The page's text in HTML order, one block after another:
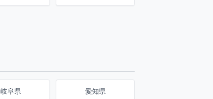
岐阜県 愛知県